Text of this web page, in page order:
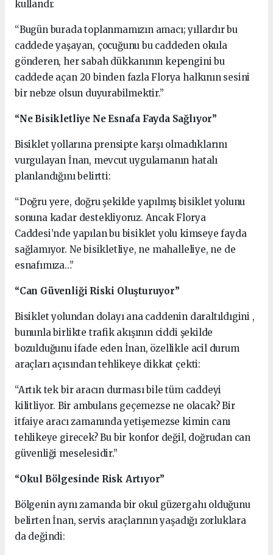
kullandı:
“Bugün burada toplanmamızın amacı; yıllardır bu
caddede yaşayan, çocuğunu bu caddeden okula
gönderen, her sabah dükkanının kepengini bu
caddede açan 20 binden fazla Florya halkının sesini
bir nebze olsun duyurabilmektir.”
“Ne Bisikletliye Ne Esnafa Fayda Sağlıyor”
Bisiklet yollarına prensipte karşı olmadıklarını
vurgulayan İnan, mevcut uygulamanın hatalı
planlandığını belirtti:
“Doğru yere, doğru şekilde yapılmış bisiklet yolunu
sonuna kadar destekliyoruz. Ancak Florya
Caddesi’nde yapılan bu bisiklet yolu kimseye fayda
sağlamıyor. Ne bisikletliye, ne mahalleliye, ne de
esnafımıza…”
“Can Güvenliği Riski Oluşturuyor”
Bisiklet yolundan dolayı ana caddenin daraltıldıgini ,
bununla birlikte trafik akışının ciddi şekilde
bozulduğunu ifade eden İnan, özellikle acil durum
araçları açısından tehlikeye dikkat çekti:
“Artık tek bir aracın durması bile tüm caddeyi
kilitliyor. Bir ambulans geçemezse ne olacak? Bir
itfaiye aracı zamanında yetişemezse kimin canı
tehlikeye girecek? Bu bir konfor değil, doğrudan can
güvenliği meselesidir.”
“Okul Bölgesinde Risk Artıyor”
Bölgenin aynı zamanda bir okul güzergahı olduğunu
belirten İnan, servis araçlarının yaşadığı zorluklara
da değindi: